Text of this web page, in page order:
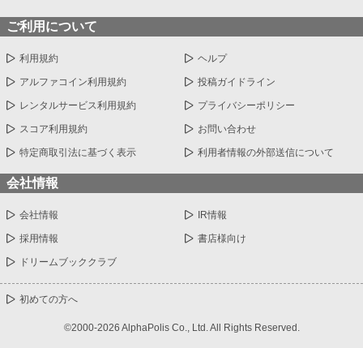
ご利用について
利用規約 ヘルプ
アルファコイン利用規約 投稿ガイドライン
レンタルサービス利用規約 プライバシーポリシー
スコア利用規約 お問い合わせ
特定商取引法に基づく表示 利用者情報の外部送信について
会社情報
会社情報 IR情報
採用情報 書店様向け
ドリームブッククラブ
初めての方へ
©2000-2026 AlphaPolis Co., Ltd. All Rights Reserved.